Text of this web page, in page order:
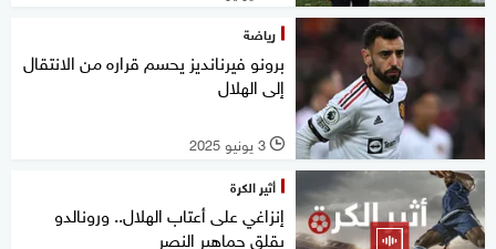
رياضة
برونو فيرنانديز يحسم قراره من الانتقال
إلى الهلال
l 3 يونيو 2025
أثير الكرة
إنزاغي على أعتاب الهلال.. ورونالدو
يقلق جماهير النصر